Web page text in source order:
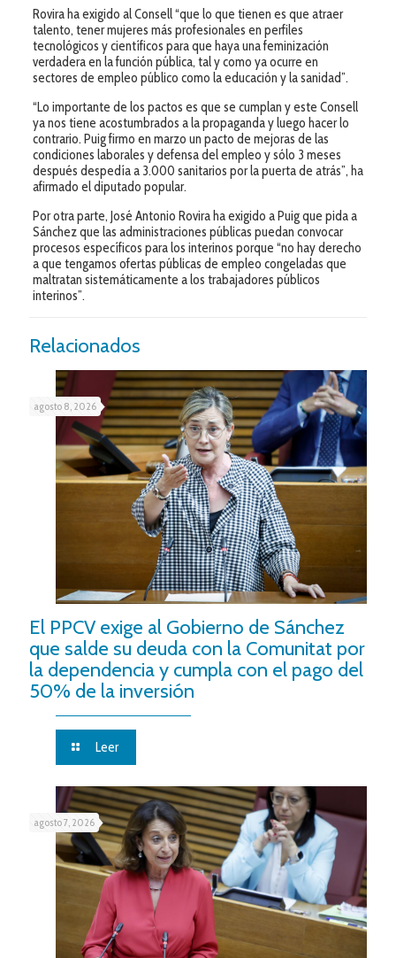
Rovira ha exigido al Consell “que lo que tienen es que atraer
talento, tener mujeres más profesionales en perfiles
tecnológicos y científicos para que haya una feminización
verdadera en la función pública, tal y como ya ocurre en
sectores de empleo público como la educación y la sanidad”.
“Lo importante de los pactos es que se cumplan y este Consell
ya nos tiene acostumbrados a la propaganda y luego hacer lo
contrario. Puig firmo en marzo un pacto de mejoras de las
condiciones laborales y defensa del empleo y sólo 3 meses
después despedía a 3.000 sanitarios por la puerta de atrás”, ha
afirmado el diputado popular.
Por otra parte, José Antonio Rovira ha exigido a Puig que pida a
Sánchez que las administraciones públicas puedan convocar
procesos específicos para los interinos porque “no hay derecho
a que tengamos ofertas públicas de empleo congeladas que
maltratan sistemáticamente a los trabajadores públicos
interinos”.
Relacionados
agosto 8, 2026
El PPCV exige al Gobierno de Sánchez
que salde su deuda con la Comunitat por
la dependencia y cumpla con el pago del
50% de la inversión
Leer
agosto 7, 2026